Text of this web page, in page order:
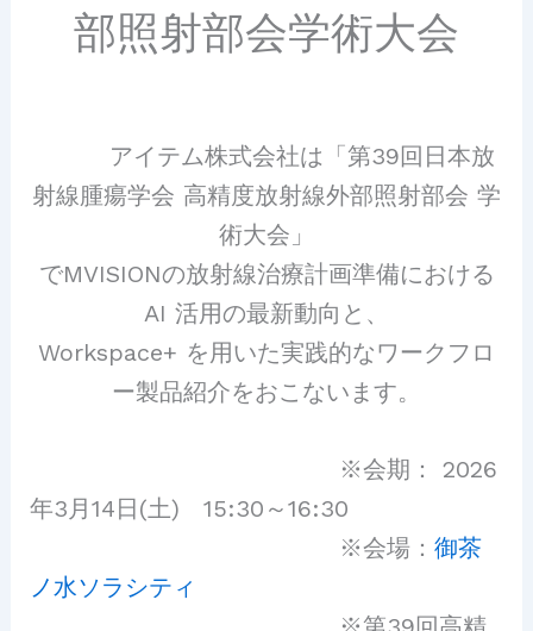
部照射部会学術大会
アイテム株式会社は「第39回日本放
射線腫瘍学会 高精度放射線外部照射部会 学
術大会」
でMVISIONの放射線治療計画準備における
AI 活用の最新動向と、
Workspace+ を用いた実践的なワークフロ
ー製品紹介をおこないます。
※会期： 2026
年3月14日(土) 15:30～16:30
※会場： 御茶
ノ水ソラシティ